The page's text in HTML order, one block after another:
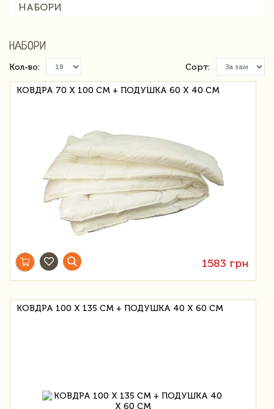
НАБОРИ
НАБОРИ
Кол-во: Сорт:
КОВДРА 70 Х 100 СМ + ПОДУШКА 60 Х 40 СМ
1583 грн
КОВДРА 100 Х 135 СМ + ПОДУШКА 40 Х 60 СМ